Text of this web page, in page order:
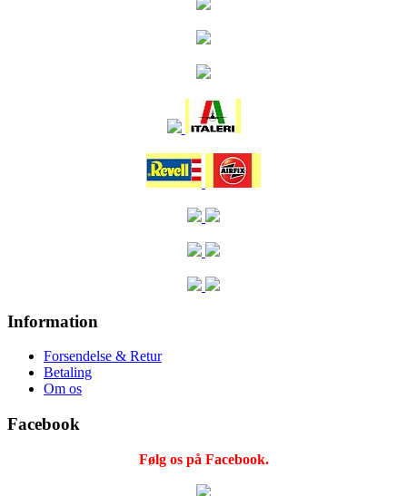
Information
Forsendelse & Retur
Betaling
Om os
Facebook
Følg os på Facebook.